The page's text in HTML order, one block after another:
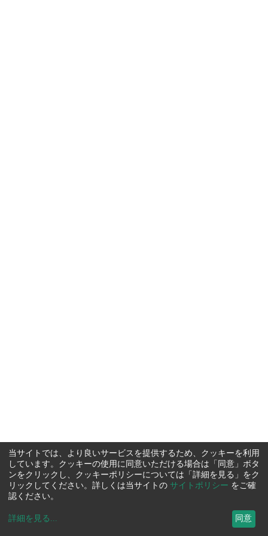
当サイトでは、より良いサービスを提供するため、クッキーを利用
しています。クッキーの使用に同意いただける場合は「同意」ボタ
ンをクリックし、クッキーポリシーについては「詳細を見る」をク
リックしてください。詳しくは当サイトの サイトポリシー をご確
認ください。
詳細を見る ... 同意